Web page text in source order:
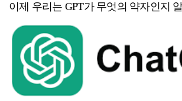
이제 우리는 GPT가 무엇의 약자인지